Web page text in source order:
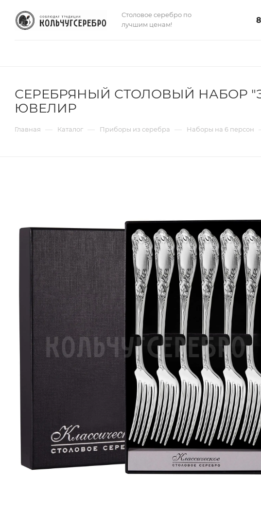
Столовое серебро по
лучшим ценам!
СЕРЕБРЯНЫЙ СТОЛОВЫЙ НАБОР
ЮВЕЛИР
Главная — Каталог — Приборы из серебра — Наборы на 6 персон